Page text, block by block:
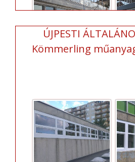
ÚJPESTI
Kömmerling